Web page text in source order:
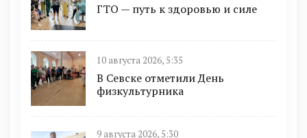
ГТО — путь к здоровью и силе
10 августа 2026, 5:35
В Севске отметили День
физкультурника
9 августа 2026, 5:30